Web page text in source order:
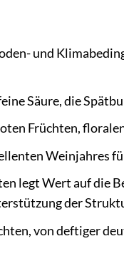
und
Säure, die
Früchten,
Weinjahres
legt Wert auf die
der
von deftiger